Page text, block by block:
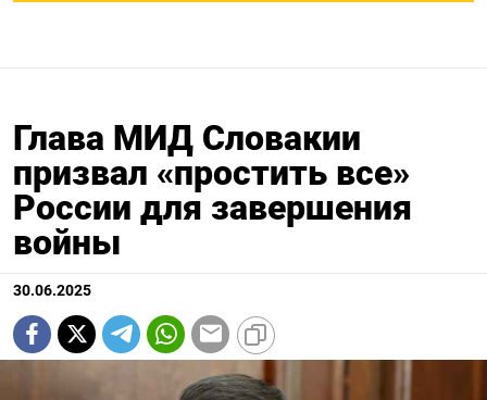
Глава МИД Словакии
призвал «простить все»
России для завершения
войны
30.06.2025